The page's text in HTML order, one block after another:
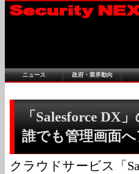
ニュース 政府・業界動向
「Salesforce DX
誰でも管理画面
クラウドサービス「